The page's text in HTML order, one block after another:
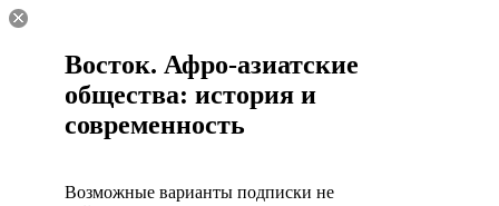
Восток. Афро-азиатские
общества: история и
современность
Возможные варианты подписки не